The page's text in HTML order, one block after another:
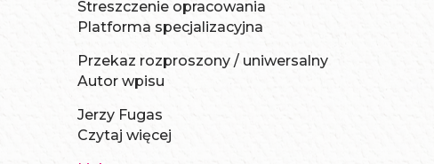
Streszczenie opracowania
Platforma specjalizacyjna
Przekaz rozproszony / uniwersalny
Autor wpisu
Jerzy Fugas
Czytaj więcej